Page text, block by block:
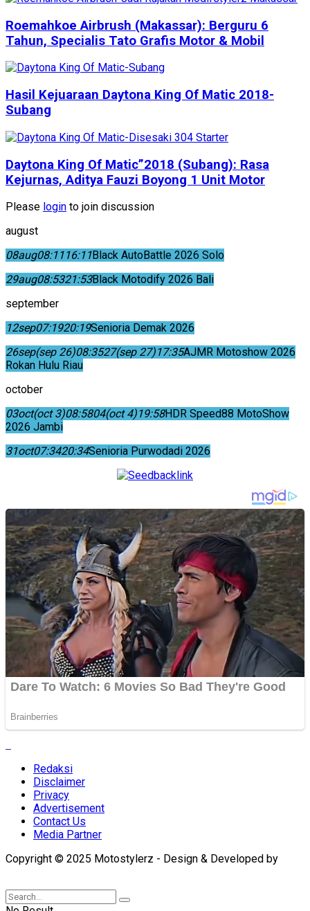
Roemahkoe Airbrush (Makassar): Berguru 6
Tahun, Specialis Tato Grafis Motor & Mobil
Hasil Kejuaraan Daytona King Of Matic 2018-
Subang
Daytona King Of Matic”2018 (Subang): Rasa
Kejurnas, Aditya Fauzi Boyong 1 Unit Motor
Please login to join discussion
august
08aug08:1116:11Black AutoBattle 2026 Solo
29aug08:5321:53Black Motodify 2026 Bali
september
12sep07:1920:19Senioria Demak 2026
26sep(sep 26)08:3527(sep 27)17:35AJMR Motoshow 2026
Rokan Hulu Riau
october
03oct(oct 3)08:5804(oct 4)19:58HDR Speed88 MotoShow
2026 Jambi
31oct07:3420:34Senioria Purwodadi 2026
Redaksi
Disclaimer
Privacy
Advertisement
Contact Us
Media Partner
Copyright © 2025 Motostylerz - Design & Developed by